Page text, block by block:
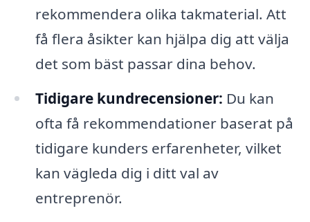
rekommendera olika takmaterial. Att
få flera åsikter kan hjälpa dig att välja
det som bäst passar dina behov.
Tidigare kundrecensioner: Du kan
ofta få rekommendationer baserat på
tidigare kunders erfarenheter, vilket
kan vägleda dig i ditt val av
entreprenör.